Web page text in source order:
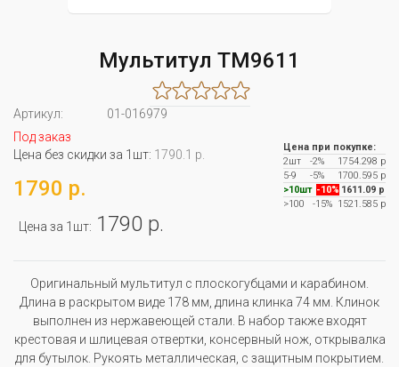
Мультитул TM9611
Артикул:
01-016979
Под заказ
Цена без скидки за 1шт: 1790.1 р.
1790 р.
Цена за 1шт: 1790 р.
Цена при покупке:
2шт
-2%
1754.298 р
5-9
-5%
1700.595 р
>10шт -10% 1611.09 р
>100
-15% 1521.585 р
Оригинальный мультитул с плоскогубцами и карабином.
Длина в раскрытом виде 178 мм, длина клинка 74 мм. Клинок
выполнен из нержавеющей стали. В набор также входят
крестовая и шлицевая отвертки, консервный нож, открывалка
для бутылок. Рукоять металлическая, с защитным покрытием.